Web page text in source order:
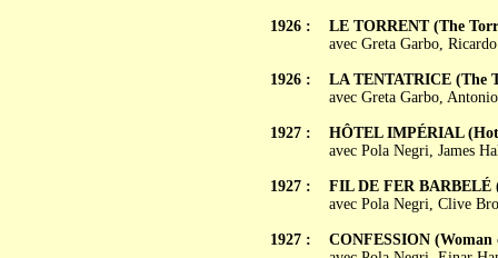
1926 :
1926 :
1927 :
1927 :
1927 :
LE TORRENT (The
avec Greta Garbo,
LA TENTATRICE (The
avec Greta Garbo,
HÔTEL IMPÉRIAL
avec Pola Negri, James
FIL DE FER BARBELÉ
avec Pola Negri, Clive
CONFESSION